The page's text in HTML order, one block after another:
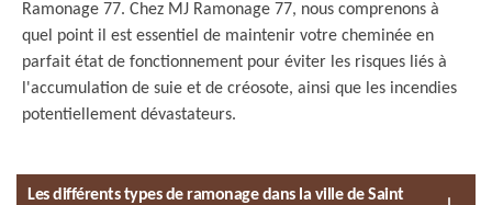
Ramonage 77. Chez MJ Ramonage 77, nous comprenons à
quel point il est essentiel de maintenir votre cheminée en
parfait état de fonctionnement pour éviter les risques liés à
l'accumulation de suie et de créosote, ainsi que les incendies
potentiellement dévastateurs.
Les différents types de ramonage dans la ville de Saint